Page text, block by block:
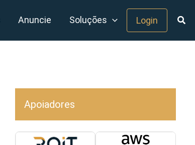
Anuncie Soluções Login
Apoiadores